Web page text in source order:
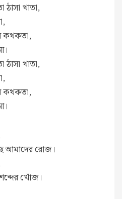
খাতা,
কথকতা,
খাতা,
কথকতা,
আমাদের রোজ।
শব্দের খোঁজ।